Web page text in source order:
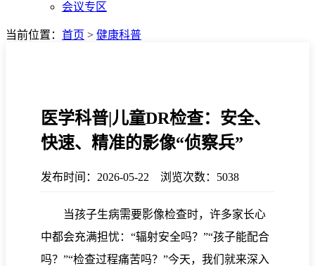
会议专区
当前位置： 首页 > 健康科普
医学科普|儿童DR检查：安全、
快速、精准的影像“侦察兵”
发布时间：2026-05-22 浏览次数：5038
当孩子生病需要影像检查时，许多家长心
中都会充满担忧：“辐射安全吗？”“孩子能配合
吗？”“检查过程痛苦吗？”今天，我们就来深入